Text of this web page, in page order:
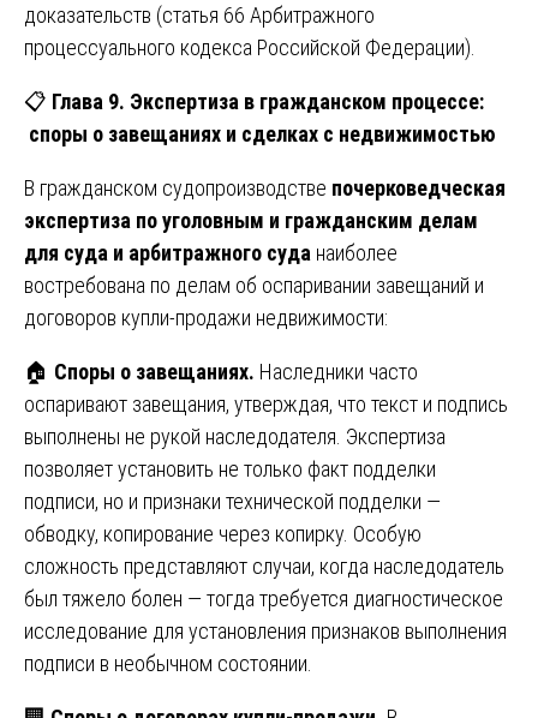
доказательств (статья 66 Арбитражного
процессуального кодекса Российской Федерации).
📋 Глава 9. Экспертиза в гражданском процессе:
споры о завещаниях и сделках с недвижимостью
В гражданском судопроизводстве почерковедческая
экспертиза по уголовным и гражданским делам
для суда и арбитражного суда наиболее
востребована по делам об оспаривании завещаний и
договоров купли-продажи недвижимости:
🏠 Споры о завещаниях. Наследники часто
оспаривают завещания, утверждая, что текст и подпись
выполнены не рукой наследодателя. Экспертиза
позволяет установить не только факт подделки
подписи, но и признаки технической подделки —
обводку, копирование через копирку. Особую
сложность представляют случаи, когда наследодатель
был тяжело болен — тогда требуется диагностическое
исследование для установления признаков выполнения
подписи в необычном состоянии.